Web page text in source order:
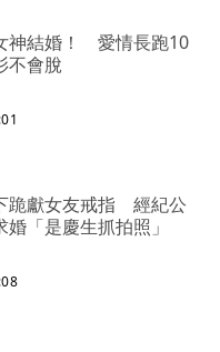
神結婚！ 愛情長跑10
不會脫
跪獻女友戒指 經紀公
「是慶生抓拍照」